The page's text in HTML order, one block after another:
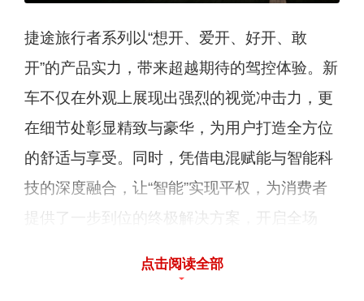
捷途旅行者系列以“想开、爱开、好开、敢
开”的产品实力，带来超越期待的驾控体验。新
车不仅在外观上展现出强烈的视觉冲击力，更
在细节处彰显精致与豪华，为用户打造全方位
的舒适与享受。同时，凭借电混赋能与智能科
技的深度融合，让“智能”实现平权，为消费者
提供了一步到位的终极解决方案，开启全场
点击阅读全部